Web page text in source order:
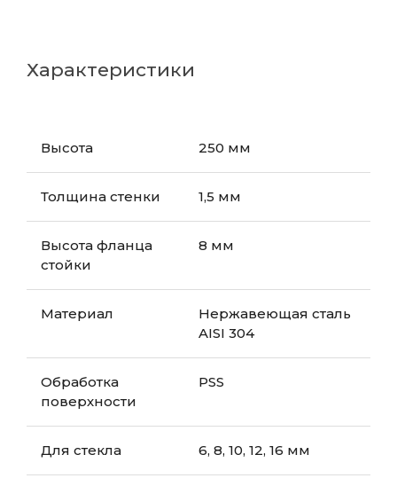
Характеристики
Высота 250 мм
Толщина стенки 1,5 мм
Высота фланца
стойки
8 мм
Материал
Нержавеющая сталь
AISI 304
Обработка
поверхности
PSS
Для стекла 6, 8, 10, 12, 16 мм